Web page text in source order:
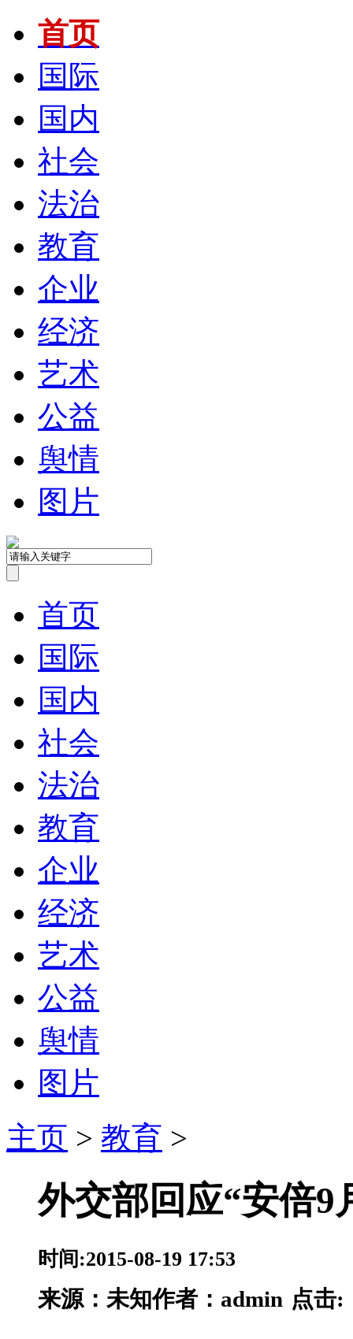
首页
国际
国内
社会
法治
教育
企业
经济
艺术
公益
舆情
图片
首页
国际
国内
社会
法治
教育
企业
经济
艺术
公益
舆情
图片
主页 > 教育 >
外交部回应“安倍9
时间:2015-08-19 17:53
来源： 未知作者：admin 点击: